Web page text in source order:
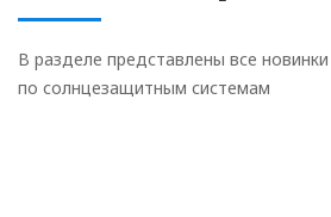
В разделе представлены все
по солнцезащитным системам